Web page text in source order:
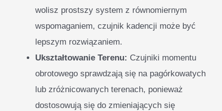
wolisz prostszy system z równomiernym
wspomaganiem, czujnik kadencji może być
lepszym rozwiązaniem.
Ukształtowanie Terenu: Czujniki momentu
obrotowego sprawdzają się na pagórkowatych
lub zróżnicowanych terenach, ponieważ
dostosowują się do zmieniających się